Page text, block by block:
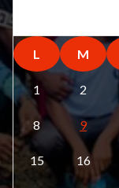
L M
1 2
8 9
15 16